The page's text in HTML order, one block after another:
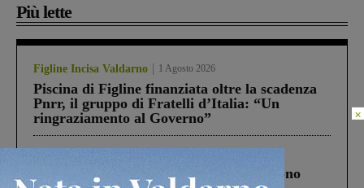
Più lette
Figline Incisa Valdarno 1 Agosto 2026
Piscina di Figline finanziata oltre la scadenza
Pnrr, il gruppo di Fratelli d’Italia: “Un
ringraziamento al Governo”
Un anno fa la strage in A1 in cui morirono
×